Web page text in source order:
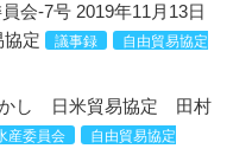
会-7号 2019年11月13日
定
議事録
自由貿易協定
かし 日米貿易協定 田村
産委員会
自由貿易協定